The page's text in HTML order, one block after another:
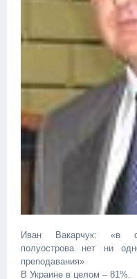
Иван Вакарчук: «в
полуострова нет ни
преподавания»
В Украине в целом – 81%.